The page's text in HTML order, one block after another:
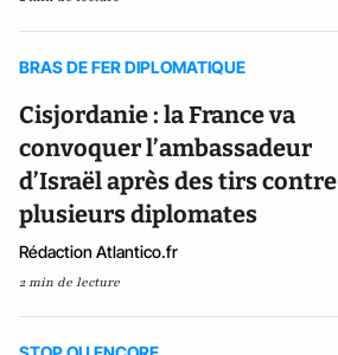
BRAS DE FER DIPLOMATIQUE
Cisjordanie : la France va
convoquer l’ambassadeur
d’Israël après des tirs contre
plusieurs diplomates
Rédaction Atlantico.fr
2 min de lecture